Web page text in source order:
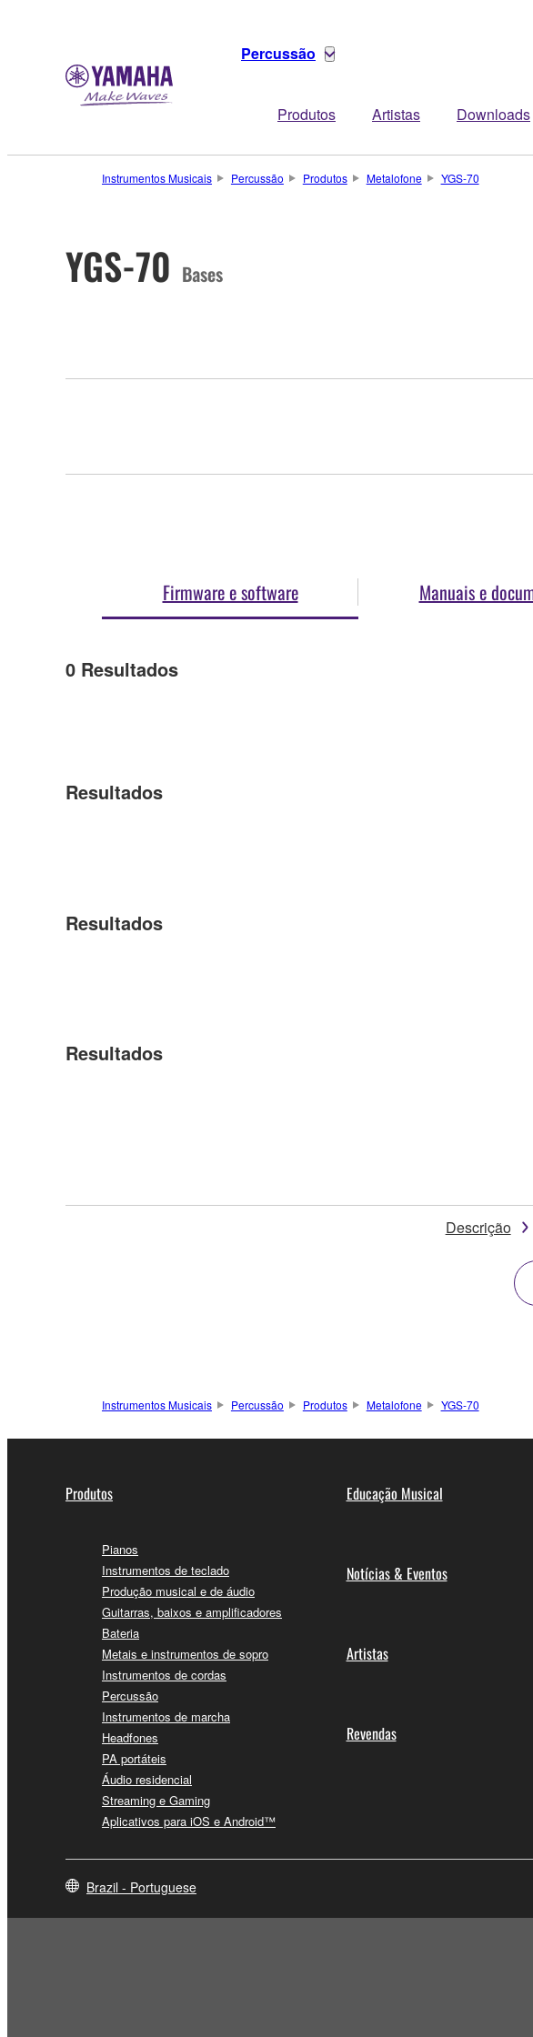
Percussão
Produtos Artistas Downloads
Instrumentos Musicais Percussão Produtos Metalofone YGS-70
YGS-70 Bases
Firmware e software Manuais e
0 Resultados
Resultados
Resultados
Resultados
Descrição
Instrumentos Musicais Percussão Produtos Metalofone YGS-70
Produtos
Pianos
Instrumentos de teclado
Produção musical e de áudio
Guitarras, baixos e amplificadores
Bateria
Metais e instrumentos de sopro
Instrumentos de cordas
Percussão
Instrumentos de marcha
Headfones
PA portáteis
Áudio residencial
Streaming e Gaming
Aplicativos para iOS e Android™
Educação Musical
Notícias & Eventos
Artistas
Revendas
Brazil - Portuguese